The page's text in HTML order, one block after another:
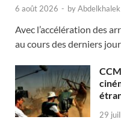
6 août 2026 - by
Avec l’accélération des
au cours des derniers
29